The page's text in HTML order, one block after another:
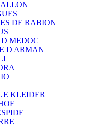
DE RABION
MEDOC
D ARMAN
KLEIDER